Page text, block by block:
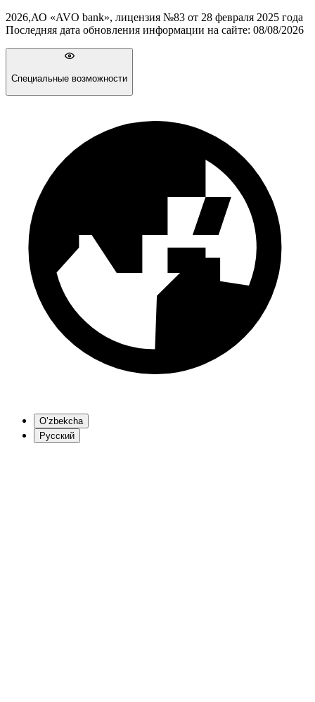
2026,АО «AVO bank», лицензия №83 от 28 февраля 2025 года
Последняя дата обновления информации на сайте: 08/08/2026
Специальные возможности
O’zbekcha
Русский